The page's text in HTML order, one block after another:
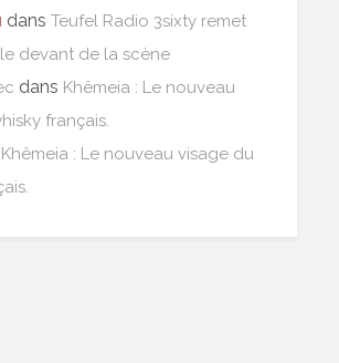
dansTeufel Radio 3sixty remet
devant de la scène
dans Khêmeia : Le nouveau
français.
Khêmeia : Le nouveau visage du